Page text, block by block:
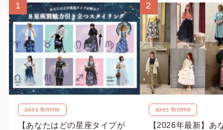
1
axes femme
【あなたはどの星座タイプが
2
axes femme
【2026年最新】あ